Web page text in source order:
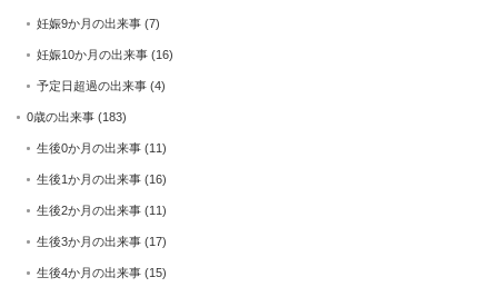
妊娠9か月の出来事 (7)
妊娠10か月の出来事 (16)
予定日超過の出来事 (4)
0歳の出来事 (183)
生後0か月の出来事 (11)
生後1か月の出来事 (16)
生後2か月の出来事 (11)
生後3か月の出来事 (17)
生後4か月の出来事 (15)